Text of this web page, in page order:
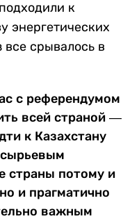
к
энергетических
срывалось в
с референдумом
всей страной —
к Казахстану
сырьевым
страны потому и
и прагматично
важным